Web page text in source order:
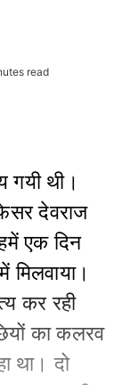
read
गयी थी।
देवराज
हमें एक दिन
कर रही
का कलरव
था। दो